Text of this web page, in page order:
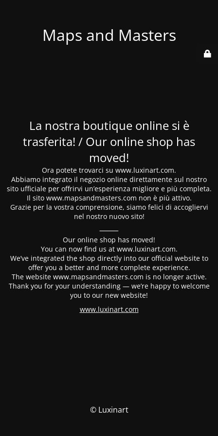
Maps and Masters
La nostra boutique online si è
trasferita! / Our online shop has
moved!
Ora potete trovarci su www.luxinart.com.
Abbiamo integrato il negozio online direttamente sul nostro
sito ufficiale per offrirvi un’esperienza migliore e più completa.
Il sito www.mapsandmasters.com non è più attivo.
Grazie per la vostra comprensione, siamo felici di accogliervi
nel nostro nuovo sito!
⸻
Our online shop has moved!
You can now find us at www.luxinart.com.
We’ve integrated the shop directly into our official website to
offer you a better and more complete experience.
The website www.mapsandmasters.com is no longer active.
Thank you for your understanding — we’re happy to welcome
you to our new website!
www.luxinart.com
© Luxinart